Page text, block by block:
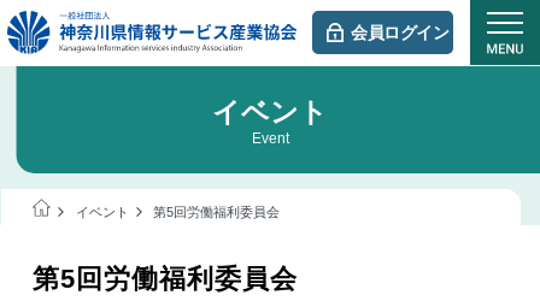
会員ログイン
イベント
Event
イベント 第5回労働福利委員会
第5回労働福利委員会